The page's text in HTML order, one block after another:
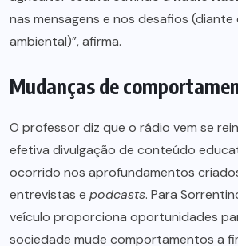
nas mensagens e nos desafios (diante
ambiental)”, afirma.
Mudanças de
O professor diz que o rádio vem se
efetiva divulgação de conteúdo
ocorrido nos aprofundamentos
entrevistas e podcasts. Para
veículo proporciona oportunidades
sociedade mude comportamentos a